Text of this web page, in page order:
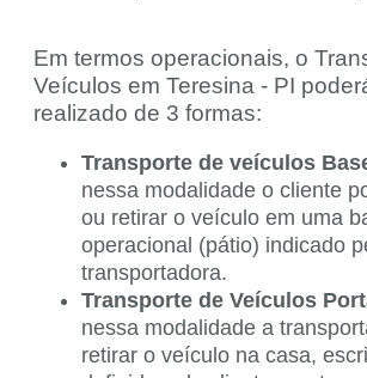
Em termos operacionais, o
Veículos em Teresina - PI
realizado de 3 formas:
Transporte de veículos
nessa modalidade o cliente
ou retirar o veículo em uma
operacional (pátio) indicado
transportadora.
Transporte de Veículos
nessa modalidade a
retirar o veículo na casa,